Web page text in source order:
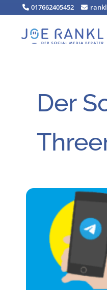
Inhalt
springen
017662405452
Der